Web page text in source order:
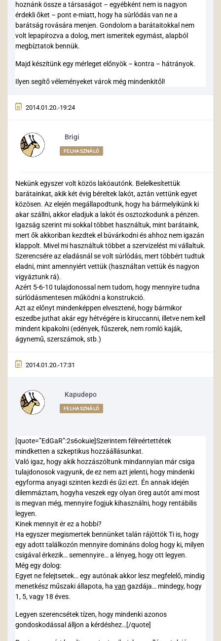
hoznánk össze a társaságot – egyébként nem is nagyon
érdekli őket – pont e-miatt, hogy ha súrlódás van ne a
barátság rovására menjen. Gondolom a barátaitokkal nem
volt lepapírozva a dolog, mert ismeritek egymást, alapból
megbíztatok bennük.
Majd készítünk egy mérleget előnyök – kontra – hátrányok.
Ilyen segítő véleményeket várok még mindenkitől!
2014.01.20.-19:24
Brigi
FELHASZNÁLÓ
Nekünk egyszer volt közös lakóautónk. Belelkesítettük
barátainkat, akik két évig béreltek lakót, aztán vettünk egyet
közösen. Az elején megállapodtunk, hogy ha bármelyikünk ki
akar szállni, akkor eladjuk a lakót és osztozkodunk a pénzen.
Igazság szerint mi sokkal többet használtuk, mint barátaink,
mert ők akkoriban kezdtek el búvárkodni és ahhoz nem igazán
klappolt. Mivel mi használtuk többet a szervizelést mi vállaltuk.
Szerencsére az eladásnál se volt súrlódás, mert többért tudtuk
eladni, mint amennyiért vettük (használtan vettük és nagyon
vigyáztunk rá).
Azért 5-6-10 tulajdonossal nem tudom, hogy mennyire tudna
súrlódásmentesen működni a konstrukció.
Azt az előnyt mindenképpen elvesztené, hogy bármikor
eszedbe juthat akár egy hétvégére is kiruccanni, illetve nem kell
mindent kipakolni (edények, fűszerek, nem romló kaják,
ágynemű, szerszámok, stb.)
2014.01.20.-17:31
Kapudepo
FELHASZNÁLÓ
[quote=”EdGaR”:2s6okuie]Szerintem félreértettétek
mindketten a szkeptikus hozzáállásunkat.
Való igaz, hogy akik hozzászóltunk mindannyian már csiga
tulajdonosok vagyunk, de ez nem azt jelenti, hogy mindenki
egyforma anyagi szinten kezdi és űzi ezt. Én annak idején
dilemmáztam, hogyha veszek egy olyan öreg autót ami most
is megvan még, mennyire fogjuk kihasználni, hogy rentábilis
legyen.
Kinek mennyit ér ez a hobbi?
Ha egyszer megismertek bennünket talán rájöttök Ti is, hogy
egy adott találkozón mennyire domináns dolog hogy ki, milyen
csigával érkezik… semennyire… a lényeg, hogy ott legyen.
Még egy dolog:
Egyet ne felejtsetek… egy autónak akkor lesz megfelelő, mindig
menetkész műszaki állapota, ha van gazdája… mindegy, hogy
1, 5, vagy 18 éves.
Legyen szerencsétek tízen, hogy mindenki azonos
gondoskodással álljon a kérdéshez…[/quote]